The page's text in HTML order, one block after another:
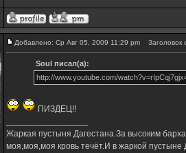
Добавлено: Ср Авг 05, 2009 11:29 pm Заголовок
Soul писал(а):
http://www.youtube.com/
ПИЗДЕЦ!!
Жаркая пустыня Дагестана.За высоким
моя,моя,моя кровь течёт.И в жаркой